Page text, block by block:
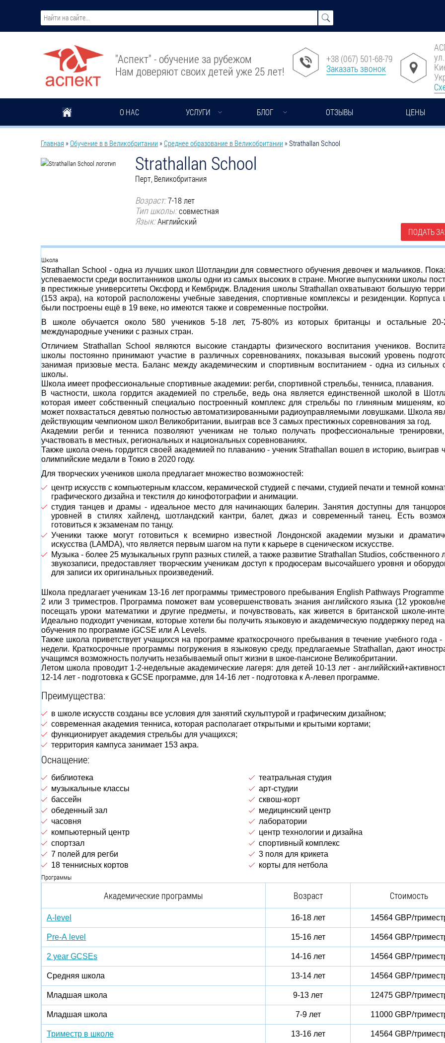
"Аспект" - обучение за рубежом
Нам доверяют своих детей уже 25 лет!
+38 (067) 501-68-79
Заказать звонок
О НАС УСЛУГИ БЛОГ ОТЗЫВЫ ЦЕНЫ
Вы здесь
Главная »Обучение в в Великобритании »Среднее образование в Великобритании »Strathallan School
Strathallan School
Перт, Великобритания
Возраст:7-18 лет
Тип школы:совместная
Язык:Английский
ПОДАТЬ
Группа
Школа
Strathallan School - одна из лучших школ Шотландии для совместного обучения девочек и мальчиков.
успеваемости среди воспитанников школы одни из самых высоких в стране. Многие выпускники школы
в престижные университеты Оксфорд и Кембридж. Владения школы Strathallan охватывают большую
(153 акра), на которой расположены учебные заведения, спортивные комплексы и резиденции. Корпуса
были построены ещё в 19 веке, но имеются также и современные постройки.
В школе обучается около 580 учеников 5-18 лет, 75-80% из которых британцы и остальные
международные ученики с разных стран.
Отличием Strathallan School
являются высокие стандарты физического воспитания учеников.
школы постоянно принимают участие в различных соревнованиях, показывая высокий уровень
занимая призовые места. Баланс между академическим и спортивным воспитанием - одна из сильных
школы.
Школа имеет профессиональные спортивные академии: регби, спортивной стрельбы, тенниса, плавания.
В частности, школа гордится академией по стрельбе, ведь она является единственной школой в
которая имеет собственный специально построенный комплекс для стрельбы по глиняным мишеням,
может похвастаться девятью полностью автоматизированными радиоуправляемыми ловушками. Школа
действующим чемпионом школ Великобритании, выиграв все 3 самых престижных соревнования за год.
Академии регби и тенниса позволяют ученикам не только получать профессиональные
участвовать в местных, региональных и национальных соревнованиях.
Также школа очень гордится своей академией по плаванию - ученик Strathallan вошел в историю, выиграв
олимпийские медали в Токио в 2020 году.
Для творческих учеников школа предлагает множество возможностей:
центр искусств с компьютерным классом, керамической студией с печами, студией печати и темной
графического дизайна и текстиля до кинофотографии и анимации.
студия танцев и драмы - идеальное место для начинающих балерин. Занятия доступны для
уровней в стилях хайленд, шотландский кантри, балет, джаз и современный танец. Есть
готовиться к экзаменам по танцу.
Ученики также могут готовиться к всемирно известной Лондонской академии музыки и
искусства (LAMDA), что является первым шагом на пути к карьере в сценическом искусстве.
Музыка - более 25 музыкальных групп разных стилей, а также развитие Strathallan Studios, собственного
звукозаписи, предоставляет творческим ученикам доступ к продюсерам высочайшего уровня и
для записи их оригинальных произведений.
Школа предлагает ученикам 13-16 лет программы триместрового пребывания English Pathways Programme
2 или 3 триместров. Программа поможет вам усовершенствовать знания английского языка (12 уроков/
посещать уроки математики и другие предметы, и почувствовать, как живется в британской школе-
Идеально подходит ученикам, которые хотели бы получить языковую и академическую поддержку перед
обучения по программе iGCSE или A Levels.
Также школа приветствует учащихся на программе краткосрочного пребывания в течение учебного года
недели. Краткосрочные программы погружения в языковую среду, предлагаемые Strathallan, дают
учащимся возможность получить незабываемый опыт жизни в шкое-пансионе Великобритании.
Летом школа проводит 1-2-недельные академические лагеря: для детей 10-13 лет -
12-14 лет - подготовка к GCSE программе, для 14-16 лет - подготовка к А-левел программе.
Преимущества:
в школе искусств созданы все условия для занятий скульптурой и графическим дизайном;
современная академия тенниса, которая располагает открытыми и крытыми кортами;
функционирует академия стрельбы для учащихся;
территория кампуса занимает 153 акра.
Оснащение:
библиотека
театральная студия
музыкальные классы
арт-студии
бассейн
сквош-корт
обеденный зал
медицинский центр
часовня
лаборатории
компьютерный центр
центр технологии и дизайна
спортзал
спортивный комплекс
7 полей для регби
3 поля для крикета
18 теннисных кортов
корты для нетбола
Программы
Академические программы Возраст Стоимость
A-level 16-18 лет 14564 GBP/
Pre-A level 15-16 лет 14564 GBP/
2 year GCSEs 14-16 лет 14564 GBP/
Средняя школа 13-14 лет 14564 GBP/
Младшая школа 9-13 лет 12475 GBP/
Младшая школа 7-9 лет 11000 GBP/
Триместр в школе 13-16 лет 14564 GBP/